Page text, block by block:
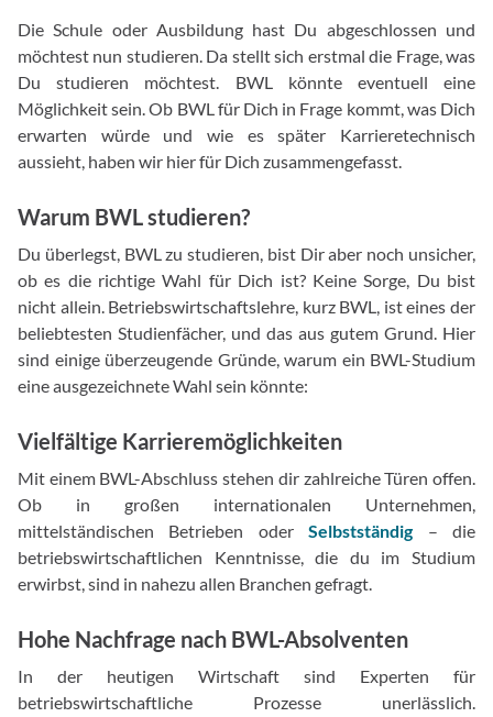
Die Schule oder Ausbildung hast Du abgeschlossen und
möchtest nun studieren. Da stellt sich erstmal die Frage, was
Du studieren möchtest. BWL könnte eventuell eine
Möglichkeit sein. Ob BWL für Dich in Frage kommt, was Dich
erwarten würde und wie es später Karrieretechnisch
aussieht, haben wir hier für Dich zusammengefasst.
Warum BWL studieren?
Du überlegst, BWL zu studieren, bist Dir aber noch unsicher,
ob es die richtige Wahl für Dich ist? Keine Sorge, Du bist
nicht allein. Betriebswirtschaftslehre, kurz BWL, ist eines der
beliebtesten Studienfächer, und das aus gutem Grund. Hier
sind einige überzeugende Gründe, warum ein BWL-Studium
eine ausgezeichnete Wahl sein könnte:
Vielfältige Karrieremöglichkeiten
Mit einem BWL-Abschluss stehen dir zahlreiche Türen offen.
Ob in großen internationalen Unternehmen,
mittelständischen Betrieben oderSelbstständig– die
betriebswirtschaftlichen Kenntnisse, die du im Studium
erwirbst, sind in nahezu allen Branchen gefragt.
Hohe Nachfrage nach BWL-Absolventen
In der heutigen Wirtschaft sind Experten für
betriebswirtschaftliche Prozesse unerlässlich.